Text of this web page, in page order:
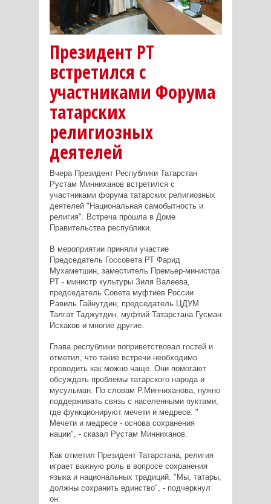
Президент РТ
встретился с
участниками Форума
татарских
религиозных
деятелей
Вчера Президент Республики Татарстан
Рустам Минниханов встретился с
участниками форума татарских религиозных
деятелей "Национальная самобытность и
религия". Встреча прошла в Доме
Правительства республики.
В мероприятии приняли участие
Председатель Госсовета РТ Фарид
Мухаметшин, заместитель Премьер-министра
РТ - министр культуры Зиля Валеева,
председатель Совета муфтиев России
Равиль Гайнутдин, председатель ЦДУМ
Талгат Таджутдин, муфтий Татарстана Гусман
Исхаков и многие другие.
Глава республики поприветствовал гостей и
отметил, что такие встречи необходимо
проводить как можно чаще. Они помогают
обсуждать проблемы татарского народа и
мусульман. По словам Р.Минниханова, нужно
поддерживать связь с населенными пуктами,
где функционируют мечети и медресе. "
Мечети и медресе - основа сохранения
нации", - сказал Рустам Минниханов.
Как отметил Президент Татарстана, религия
играет важную роль в вопросе сохранения
языка и национальных традиций. "Мы, татары,
должны сохранить единство", - подчеркнул
он.